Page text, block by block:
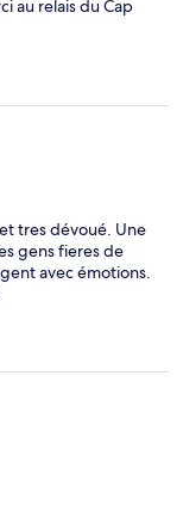
au relais du Cap
tres dévoué. Une
gens fieres de
avec émotions.